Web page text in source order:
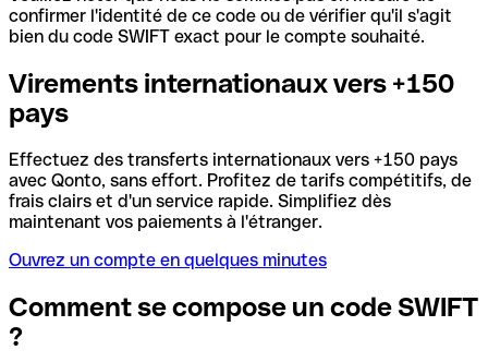
confirmer l'identité de ce code ou de vérifier qu'il s'agit
bien du code SWIFT exact pour le compte souhaité.
Virements internationaux vers +150
pays
Effectuez des transferts internationaux vers +150 pays
avec Qonto, sans effort. Profitez de tarifs compétitifs, de
frais clairs et d'un service rapide. Simplifiez dès
maintenant vos paiements à l'étranger.
Ouvrez un compte en quelques minutes
Comment se compose un code SWIFT
?